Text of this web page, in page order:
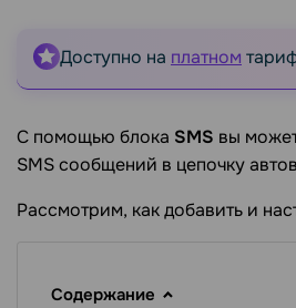
Доступно на платном
С помощью блока SMS вы
SMS сообщений в цепочку
Рассмотрим, как добавить и
Содержание